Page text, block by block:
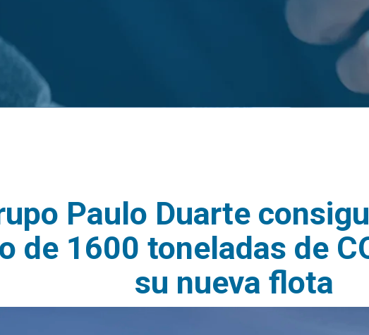
Paulo Duarte
de 1600 toneladas de
su nueva flota